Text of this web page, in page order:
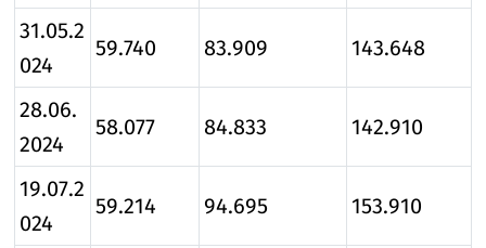
31.05.2
024
59.740 83.909 143.648
28.06.
2024
58.077 84.833 142.910
19.07.2
024
59.214 94.695 153.910